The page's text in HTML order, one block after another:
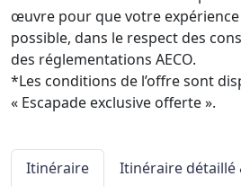
œuvre pour que votre
possible, dans le respect des
des réglementations AECO.
*Les conditions de l’offre sont
« Escapade exclusive offerte ».
Itinéraire
Itinéraire détaillé